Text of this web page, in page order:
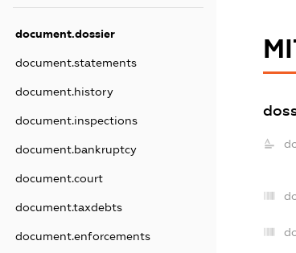
document.dossier
document.statements
document.history
document.inspections
document.bankruptcy
document.court
document.taxdebts
document.enforcements